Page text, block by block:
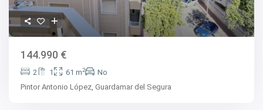
144.990 €
2 1 61 m2
No
Pintor Antonio López,Guardamar del Segura